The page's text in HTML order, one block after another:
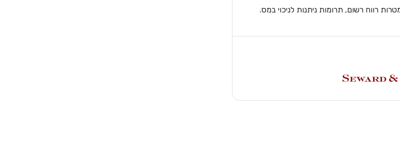
רווח רשום, תרומות ניתנות לניכוי במס.